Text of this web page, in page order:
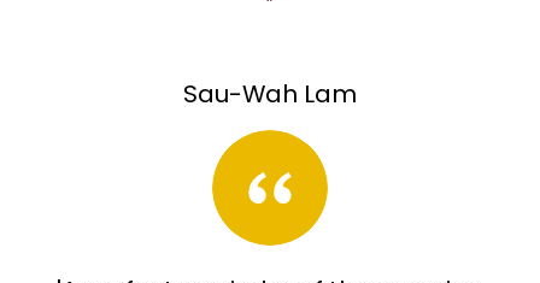
Sau-Wah Lam